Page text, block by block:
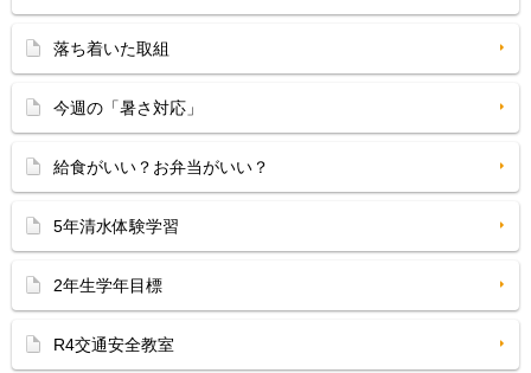
落ち着いた取組
今週の「暑さ対応」
給食がいい？お弁当がいい？
5年清水体験学習
2年生学年目標
R4交通安全教室